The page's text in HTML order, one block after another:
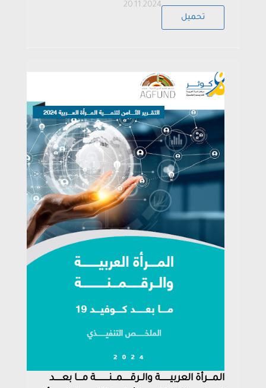
20.11.2024
تحميل
المــــرأة العربيــــــــة والــرقــــــمـــنـــــــــــة مــــا بعــــــد